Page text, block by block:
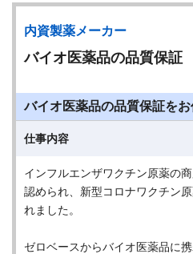
内資製薬メーカー
バイオ医薬品の品質保証
バイオ医薬品の品質保証をお
仕事内容
インフルエンザワクチン原薬の
認められ、新型コロナワクチン
れました。
ゼロベースからバイオ医薬品に